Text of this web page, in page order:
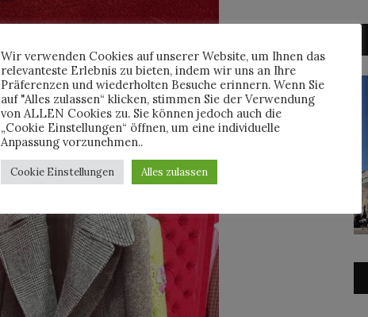
Wir verwenden Cookies auf unserer Website, um Ihnen das
relevanteste Erlebnis zu bieten, indem wir uns an Ihre
Präferenzen und wiederholten Besuche erinnern. Wenn Sie
auf "Alles zulassen“ klicken, stimmen Sie der Verwendung
von ALLEN Cookies zu. Sie können jedoch auch die
„Cookie Einstellungen“ öffnen, um eine individuelle
Anpassung vorzunehmen..
Cookie Einstellungen Alles zulassen